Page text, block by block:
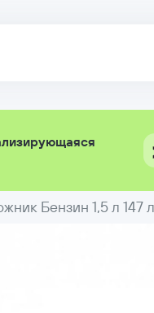
Бензин 1,5 л 147